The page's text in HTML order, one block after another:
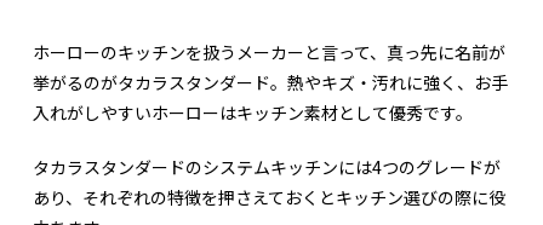
ホーローのキッチンを扱うメーカーと言って、真っ先に名前が
挙がるのがタカラスタンダード。熱やキズ・汚れに強く、お手
入れがしやすいホーローはキッチン素材として優秀です。
タカラスタンダードのシステムキッチンには4つのグレードが
あり、それぞれの特徴を押さえておくとキッチン選びの際に役